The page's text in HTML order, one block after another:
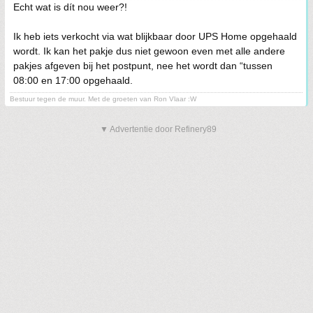
Echt wat is dít nou weer?!
Ik heb iets verkocht via wat blijkbaar door UPS Home opgehaald
wordt. Ik kan het pakje dus niet gewoon even met alle andere
pakjes afgeven bij het postpunt, nee het wordt dan “tussen
08:00 en 17:00 opgehaald.
Bestuur tegen de muur. Met de groeten van Ron Vlaar :W
▼ Advertentie door Refinery89